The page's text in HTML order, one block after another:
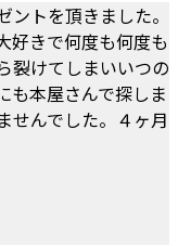
トを頂きました。
好きで何度も何度も
裂けてしまいいつの
も本屋さんで探しま
せんでした。４ヶ月